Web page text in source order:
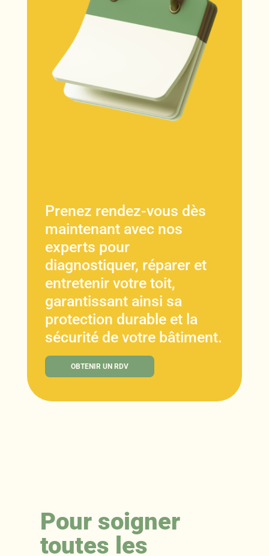
Prenez rendez-vous dès
maintenant avec nos
experts pour
diagnostiquer, réparer et
entretenir votre toit,
garantissant ainsi sa
protection durable et la
sécurité de votre bâtiment.
OBTENIR UN RDV
Pour soigner
toutes les